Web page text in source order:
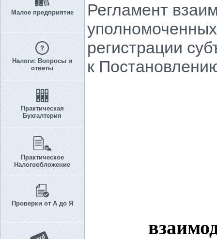
Малое предприятие
Налоги: Вопросы и
ответы
Практическая
Бухгалтерия
Практическое
Налогообложение
Проверки от А до Я
Регламент
регистрации
к